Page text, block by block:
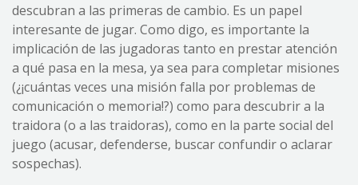
descubran a las primeras de cambio. Es un papel
interesante de jugar. Como digo, es importante la
implicación de las jugadoras tanto en prestar atención
a qué pasa en la mesa, ya sea para completar misiones
(¿¡cuántas veces una misión falla por problemas de
comunicación o memoria!?) como para descubrir a la
traidora (o a las traidoras), como en la parte social del
juego (acusar, defenderse, buscar confundir o aclarar
sospechas).